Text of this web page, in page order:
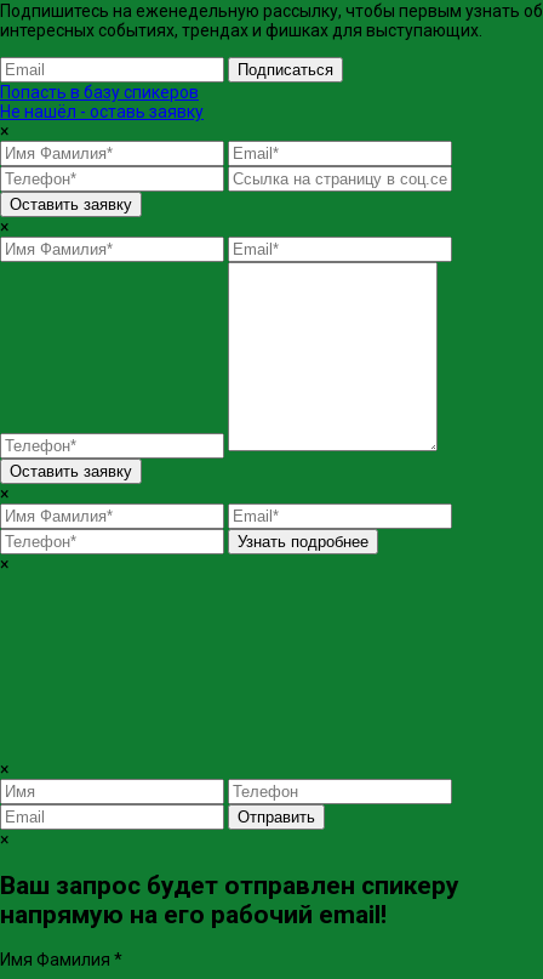
Подпишитесь на еженедельную рассылку, чтобы первым узнать об
интересных событиях, трендах и фишках ​для выступающих.
Подписаться
Попасть в базу спикеров
Не нашёл - оставь заявку
×
Оставить заявку
×
Оставить заявку
×
Узнать подробнее
×
×
Отправить
×
Ваш запрос будет отправлен спикеру
напрямую на его рабочий email!
Имя Фамилия *